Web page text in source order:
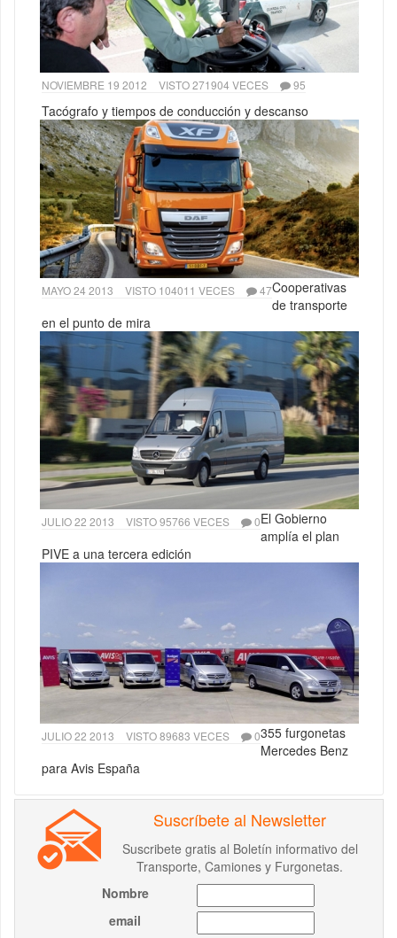
NOVIEMBRE 19 2012 VISTO 271904 VECES 95
Tacógrafo y tiempos de conducción y descanso
MAYO 24 2013 VISTO 104011 VECES 47Cooperativas
de transporte
en el punto de mira
JULIO 22 2013 VISTO 95766 VECES 0El Gobierno
amplía el plan
PIVE a una tercera edición
JULIO 22 2013 VISTO 89683 VECES 0355 furgonetas
Mercedes Benz
para Avis España
Suscríbete al Newsletter
Suscribete gratis al Boletín informativo del
Transporte, Camiones y Furgonetas.
Nombre
email